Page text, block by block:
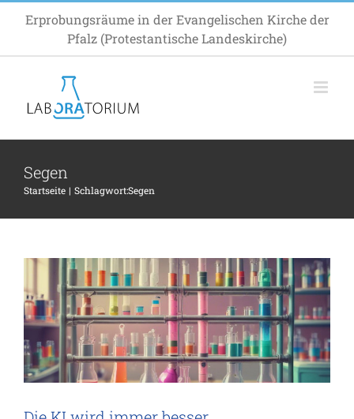
springen
Erprobungsräume in der Evangelischen Kirche der
Pfalz (Protestantische Landeskirche)
Segen
Startseite Schlagwort:Segen